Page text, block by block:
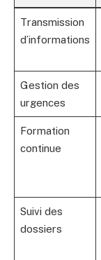
Transmission
d’informations
Gestion des
urgences
Formation
continue
Suivi des
dossiers